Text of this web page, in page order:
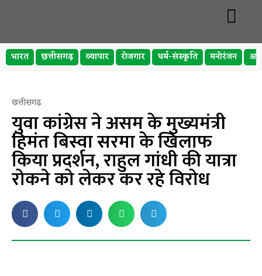
भारत छत्तीसगढ़ व्यापार रोजगार धर्म-संस्कृति मनोरंजन
छत्तीसगढ़
युवा कांग्रेस ने असम के मुख्यमंत्री
हिमंत बिस्वा सरमा के खिलाफ
किया प्रदर्शन, राहुल गांधी की यात्रा
रोकने को लेकर कर रहे विरोध